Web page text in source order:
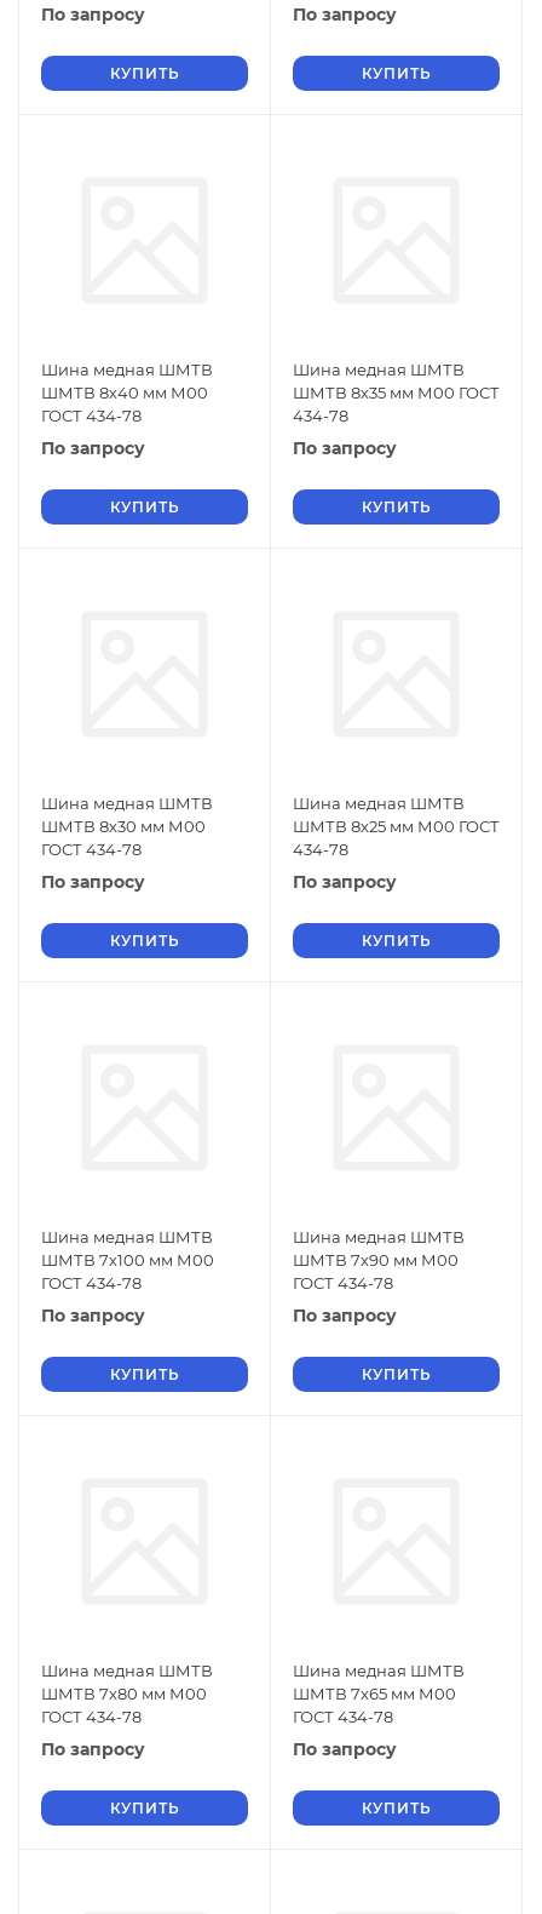
По запросу
КУПИТЬ
По запросу
КУПИТЬ
Шина медная ШМТВ
ШМТВ 8х40 мм М00
ГОСТ 434-78
По запросу
КУПИТЬ
Шина медная ШМТВ
ШМТВ 8х35 мм М00 ГОСТ
434-78
По запросу
КУПИТЬ
Шина медная ШМТВ
ШМТВ 8х30 мм М00
ГОСТ 434-78
По запросу
КУПИТЬ
Шина медная ШМТВ
ШМТВ 8х25 мм М00 ГОСТ
434-78
По запросу
КУПИТЬ
Шина медная ШМТВ
ШМТВ 7х100 мм М00
ГОСТ 434-78
По запросу
КУПИТЬ
Шина медная ШМТВ
ШМТВ 7х90 мм М00
ГОСТ 434-78
По запросу
КУПИТЬ
Шина медная ШМТВ
ШМТВ 7х80 мм М00
ГОСТ 434-78
По запросу
КУПИТЬ
Шина медная ШМТВ
ШМТВ 7х65 мм М00
ГОСТ 434-78
По запросу
КУПИТЬ